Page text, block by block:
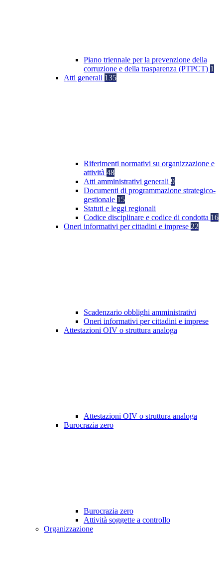
Piano triennale per la prevenzione della
corruzione e della trasparenza (PTPCT) 1
Atti generali 135
Riferimenti normativi su organizzazione e
attività 48
Atti amministrativi generali 9
Documenti di programmazione strategico-
gestionale 15
Statuti e leggi regionali
Codice disciplinare e codice di condotta 16
Oneri informativi per cittadini e imprese 22
Scadenzario obblighi amministrativi
Oneri informativi per cittadini e imprese
Attestazioni OIV o struttura analoga
Attestazioni OIV o struttura analoga
Burocrazia zero
Burocrazia zero
Attività soggette a controllo
Organizzazione